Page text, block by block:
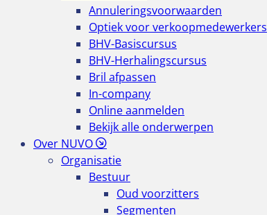
Annuleringsvoorwaarden
Optiek voor verkoopmedewerkers
BHV-Basiscursus
BHV-Herhalingscursus
Bril afpassen
In-company
Online aanmelden
Bekijk alle onderwerpen
Over NUVO
Organisatie
Bestuur
Oud voorzitters
Segmenten